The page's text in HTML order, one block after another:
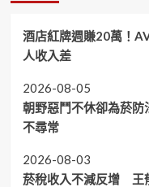
酒店紅牌週賺20萬！
人收入差
2026-08-05
朝野惡鬥不休卻為菸
不尋常
2026-08-03
菸稅收入不減反增 王